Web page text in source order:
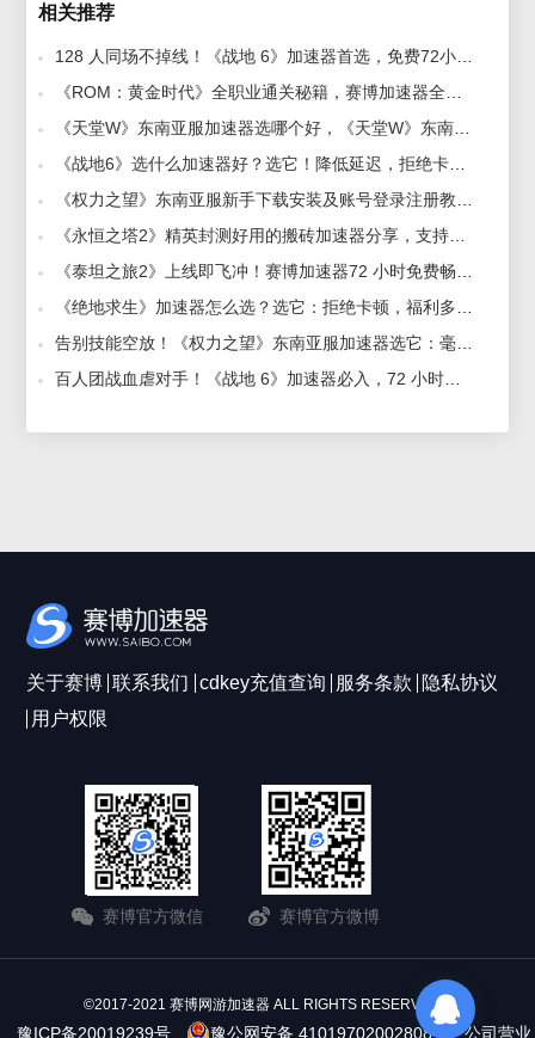
相关推荐
关于赛博 联系我们 cdkey充值查询 服务条款
隐私协议
用户权限
赛博官方微信 赛博官方微博
©2017-2021 赛博网游加速器 ALL RIGHTS RESERVERD
豫ICP备20019239号 豫公网安备 41019702002808号 公司营业